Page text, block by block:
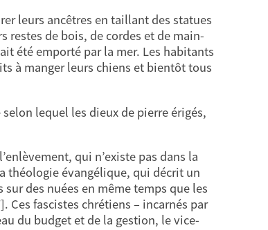
leurs ancêtres en taillant des statues
restes de bois, de cordes et de main-
été emporté par la mer. Les habitants
à manger leurs chiens et bientôt tous
lequel les dieux de pierre érigés,
qui n’existe pas dans la
théologie évangélique, qui décrit un
des nuées en même temps que les
Ces fascistes chrétiens – incarnés par
du budget et de la gestion, le vice-